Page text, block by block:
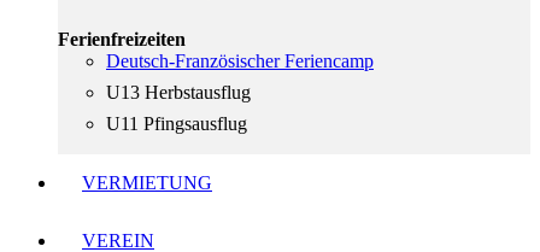
Ferienfreizeiten
Deutsch-Französischer Feriencamp
U13 Herbstausflug
U11 Pfingsausflug
VERMIETUNG
VEREIN